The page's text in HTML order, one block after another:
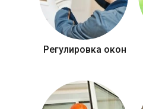
Регулировка окон